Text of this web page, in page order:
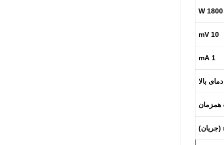
1800 W
10 mV
1 mA